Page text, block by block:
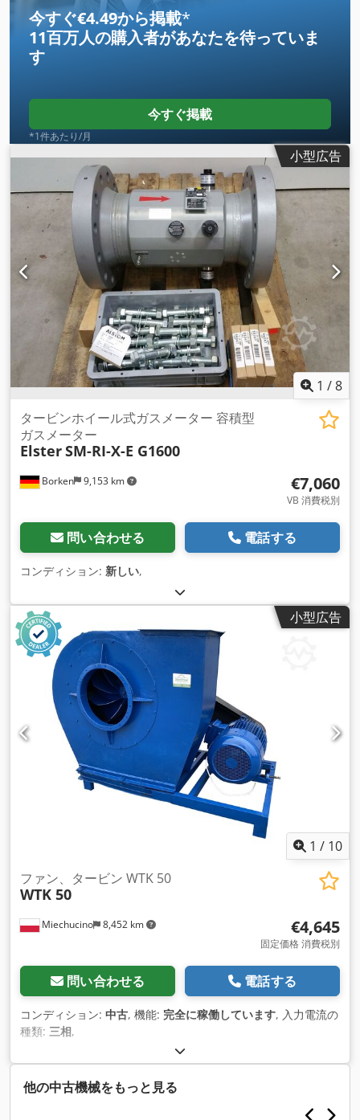
今すぐ€4.49から掲載*
11百万人の購入者があなたを待っていま
す
今すぐ掲載
*1件あたり/月
小型広告
1 /8
Borken 9,153 km
タービンホイール式ガスメーター 容積型
ガスメーター
ElsterSM-RI-X-E G1600
€7,060
VB 消費税別
問い合わせる 電話する
コンディション: 新しい,
小型広告
1 / 10
Miechucino 8,452 km
ファン、タービン WTK 50
WTK 50
€4,645
固定価格 消費税別
問い合わせる 電話する
コンディション: 中古, 機能: 完全に稼働しています, 入力電流の
種類: 三相,
他の中古機械をもっと見る